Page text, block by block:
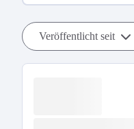
Veröffentlicht seit